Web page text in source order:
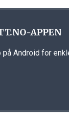
APPEN
på Android for